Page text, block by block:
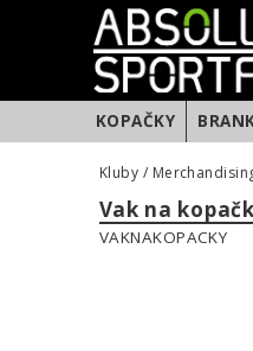
KOPAČKY
Kluby /
Vak na
VAKNAKOPACKY